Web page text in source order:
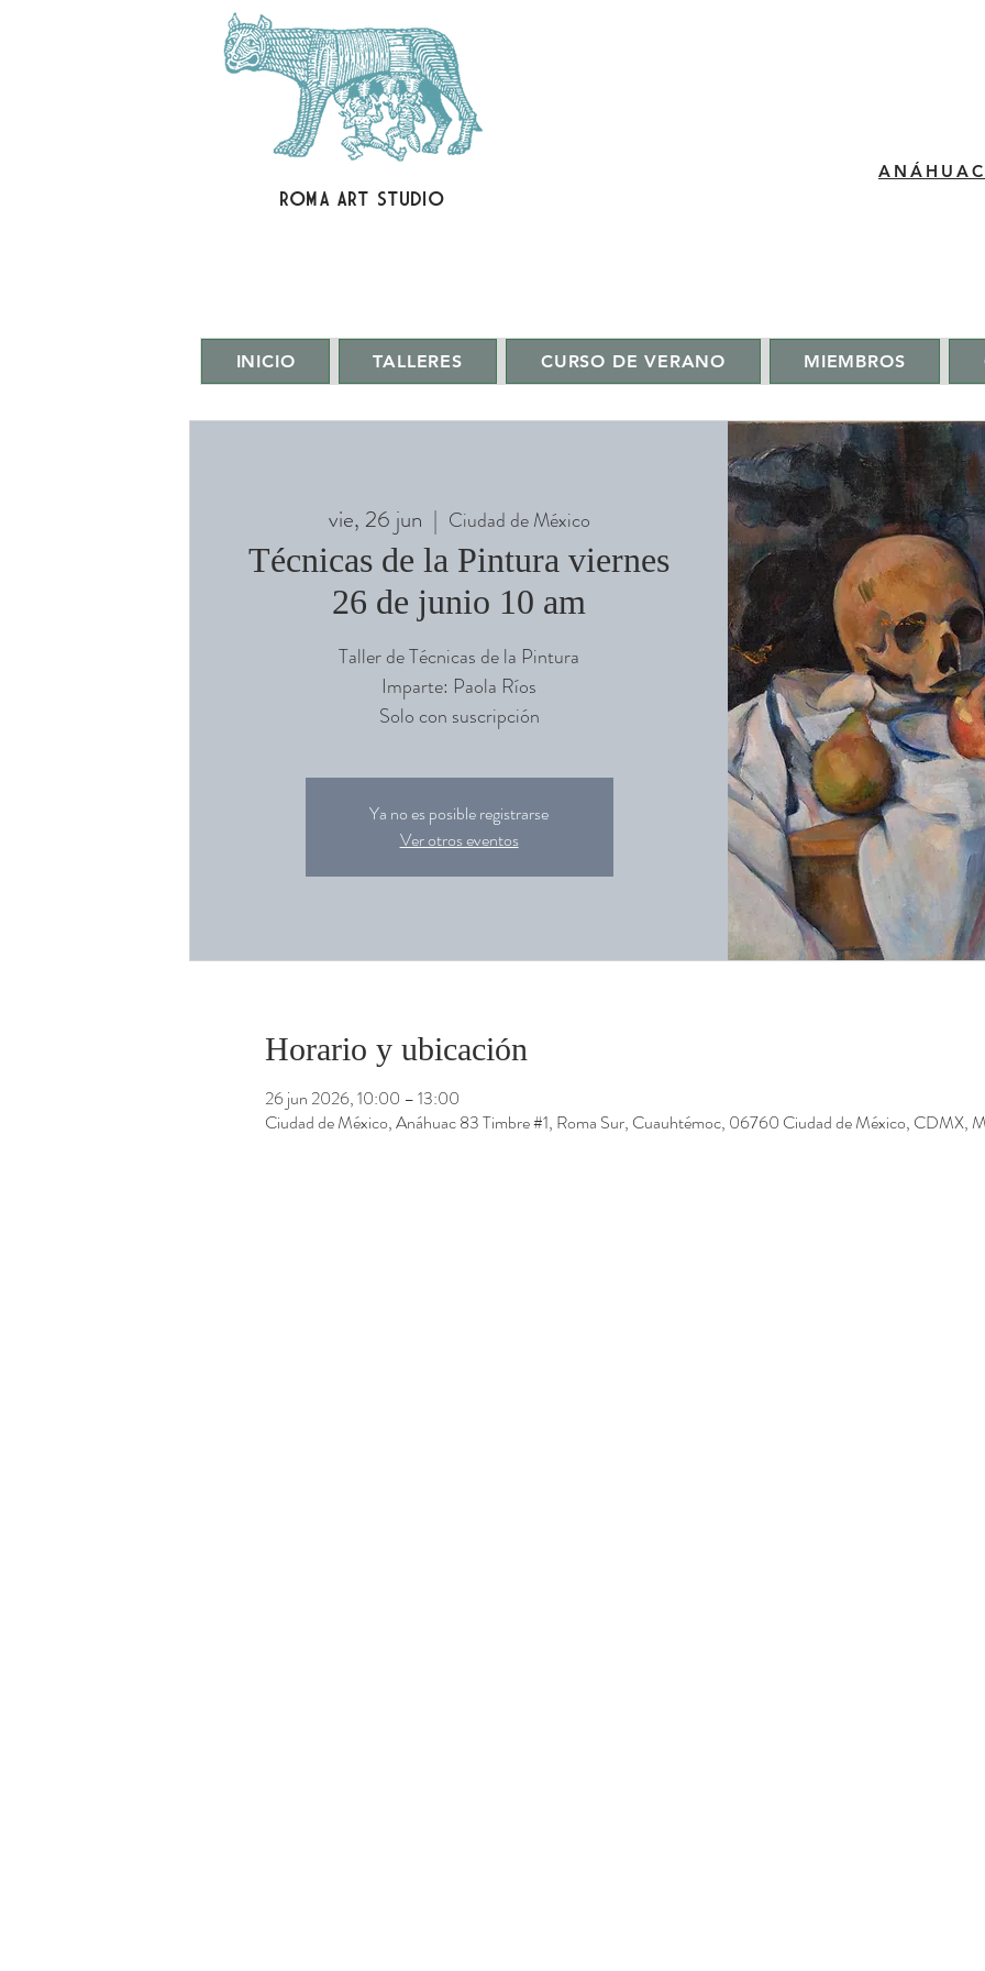
ROMA ART STUDIO
INICIO TALLERES CURSO DE VERANO MIEMBROS
vie, 26 jun
  |
Ciudad de México
Técnicas de la Pintura viernes
26 de junio 10 am
Taller de Técnicas de la Pintura
Imparte: Paola Ríos
Solo con suscripción
Ya no es posible registrarse
Ver otros eventos
Horario y ubicación
26 jun 2026, 10:00 – 13:00
Ciudad de México, Anáhuac 83 Timbre #1, Roma Sur, Cuauhtémoc, 06760 Ciudad de México, CDMX,